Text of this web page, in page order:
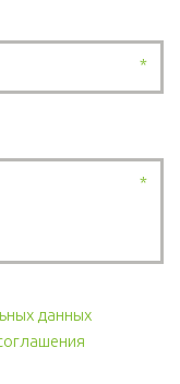
*
*
данных